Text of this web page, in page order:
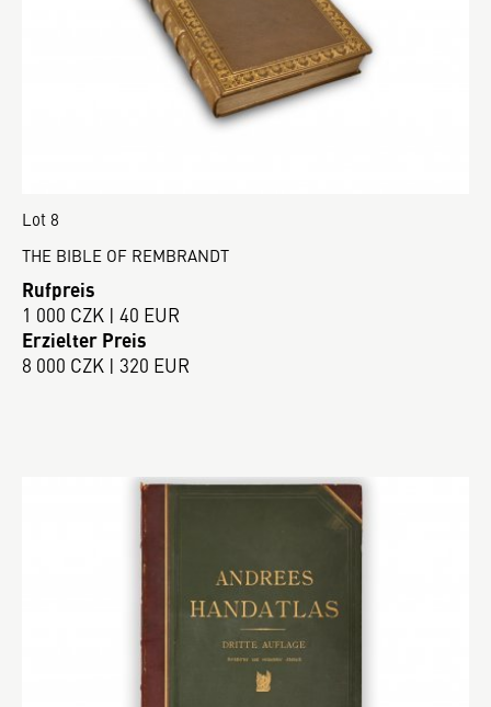
Lot 8
THE BIBLE OF REMBRANDT
Rufpreis
1 000 CZK | 40 EUR
Erzielter Preis
8 000 CZK | 320 EUR